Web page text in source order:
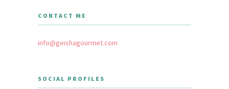
CONTACT ME
info@geishagourmet.com
SOCIAL PROFILES